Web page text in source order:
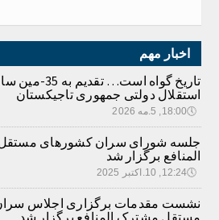
اخبار مهم
تاریخ گواه است… تقدیم
استقلال دولتی جمهوری تاجیکستان
🕔18:00, 5.مه 2026
جلسه شورای سران کشورهای
المنافع برگزار شد
🕔12:24, 10.اکتبر 2025
نشست مقدمات برگزاری اجلاس